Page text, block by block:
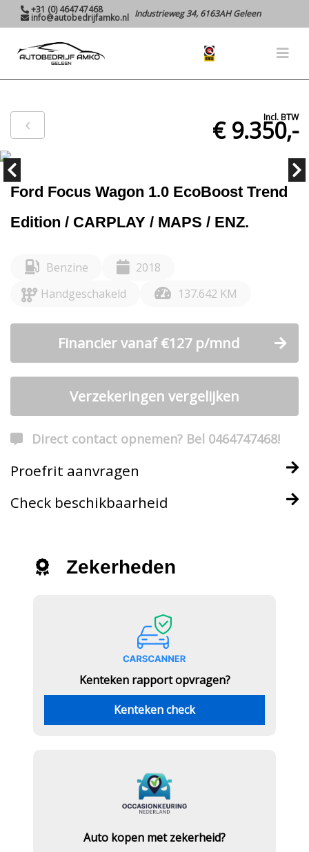
+31 (0) 464747468
info@autobedrijfamko.nl Industrieweg 34, 6163AH Geleen
Incl. BTW
€ 9.350,-
Ford Focus Wagon 1.0 EcoBoost Trend
Edition / CARPLAY / MAPS / ENZ.
Benzine
2018
Handgeschakeld
137.642 KM
Financier vanaf €127 p/mnd
Verzekeringen vergelijken
Direct contact opnemen? Bel 0464747468!
Proefrit aanvragen
Check beschikbaarheid
Zekerheden
Kenteken rapport opvragen?
Kenteken check
Auto kopen met zekerheid?